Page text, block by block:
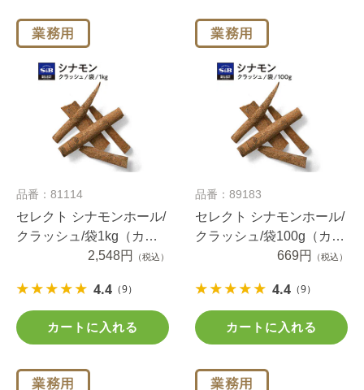
品番：81114
セレクト シナモンホール/
クラッシュ/袋1kg（カシ
2,548円 （税込）
4.4 （9）
カートに入れる
品番：89183
セレクト シナモンホール/
クラッシュ/袋100g（カシ
669円 （税込）
4.4 （9）
カートに入れる